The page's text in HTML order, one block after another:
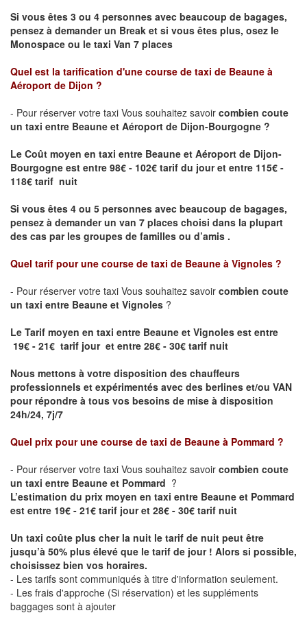
Si vous êtes 3 ou 4 personnes avec beaucoup de bagages,
pensez à demander un Break et si vous êtes plus, osez le
Monospace ou le taxi Van 7 places
Quel est la tarification d'une course de taxi de Beaune à
Aéroport de Dijon ?
- Pour réserver votre taxi Vous souhaitez savoir combien coute
un taxi entre Beaune et Aéroport de Dijon-Bourgogne ?
Le Coût moyen en taxi entre Beaune et Aéroport de Dijon-
Bourgogne est entre 98€ - 102€ tarif du jour et entre 115€ -
118€ tarif nuit
Si vous êtes 4 ou 5 personnes avec beaucoup de bagages,
pensez à demander un van 7 places choisi dans la plupart
des cas par les groupes de familles ou d’amis .
Quel tarif pour une course de taxi de Beaune à Vignoles ?
- Pour réserver votre taxi Vous souhaitez savoir combien coute
un taxi entre Beaune et Vignoles ?
Le Tarif moyen en taxi entre Beaune et Vignoles est entre
19€ - 21€ tarif jour et entre 28€ - 30€ tarif nuit
Nous mettons à votre disposition des chauffeurs
professionnels et expérimentés avec des berlines et/ou VAN
pour répondre à tous vos besoins de mise à disposition
24h/24, 7j/7
Quel prix pour une course de taxi de Beaune à Pommard ?
- Pour réserver votre taxi Vous souhaitez savoir combien coute
un taxi entre Beaune et Pommard ?
L’estimation du prix moyen en taxi entre Beaune et Pommard
est entre 19€ - 21€ tarif jour et 28€ - 30€ tarif nuit
Un taxi coûte plus cher la nuit le tarif de nuit peut être
jusqu’à 50% plus élevé que le tarif de jour ! Alors si possible,
choisissez bien vos horaires.
- Les tarifs sont communiqués à titre d'information seulement.
- Les frais d'approche (Si réservation) et les suppléments
baggages sont à ajouter